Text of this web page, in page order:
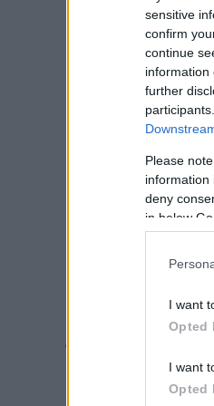
sensitive
confirm
continue
information
further
Please
information
deny
in below
I want
Opted
I want
Opted
Το παιχνίδι